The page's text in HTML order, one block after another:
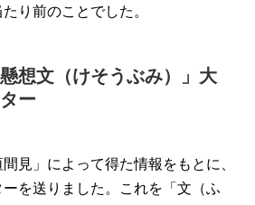
り前のことでした。
懸想文（けそうぶみ）」大
ー
見」によって得た情報をもとに、
を送りました。これを「文（ふ